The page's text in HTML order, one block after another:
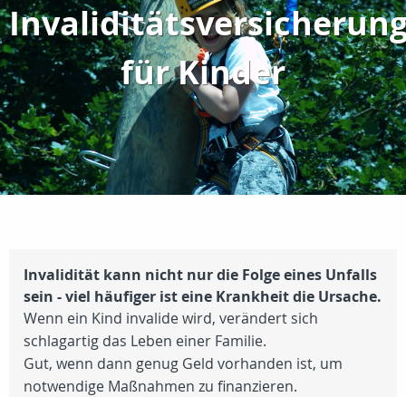
für Kinder
Invalidität kann nicht nur die Folge eines Unfalls
sein - viel häufiger ist eine Krankheit die Ursache.
Wenn ein Kind invalide wird, verändert sich
schlagartig das Leben einer Familie.
Gut, wenn dann genug Geld vorhanden ist, um
notwendige Maßnahmen zu finanzieren.